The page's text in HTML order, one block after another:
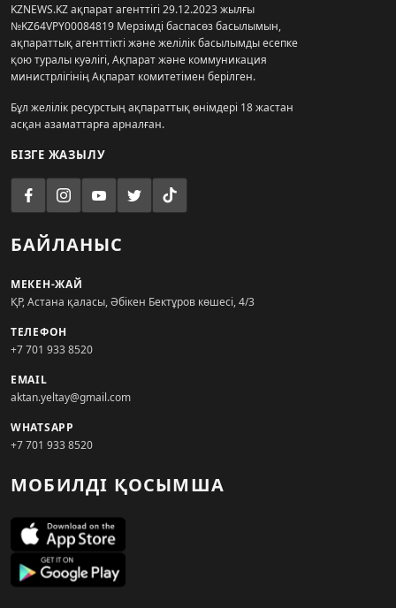
KZNEWS.KZ ақпарат агенттігі 29.12.2023 жылғы
№KZ64VPY00084819 Мерзімді баспасөз басылымын,
ақпараттық агенттікті және желілік басылымды есепке
қою туралы куәлігі, Ақпарат және коммуникация
министрлігінің Ақпарат комитетімен берілген.
Бұл желілік ресурстың ақпараттық өнімдері 18 жастан
асқан азаматтарға арналған.
БІЗГЕ ЖАЗЫЛУ
БАЙЛАНЫС
МЕКЕН-ЖАЙ
ҚР, Астана қаласы, Әбікен Бектұров көшесі, 4/3
ТЕЛЕФОН
+7 701 933 8520
EMAIL
aktan.yeltay@gmail.com
WHATSAPP
+7 701 933 8520
МОБИЛДІ ҚОСЫМША